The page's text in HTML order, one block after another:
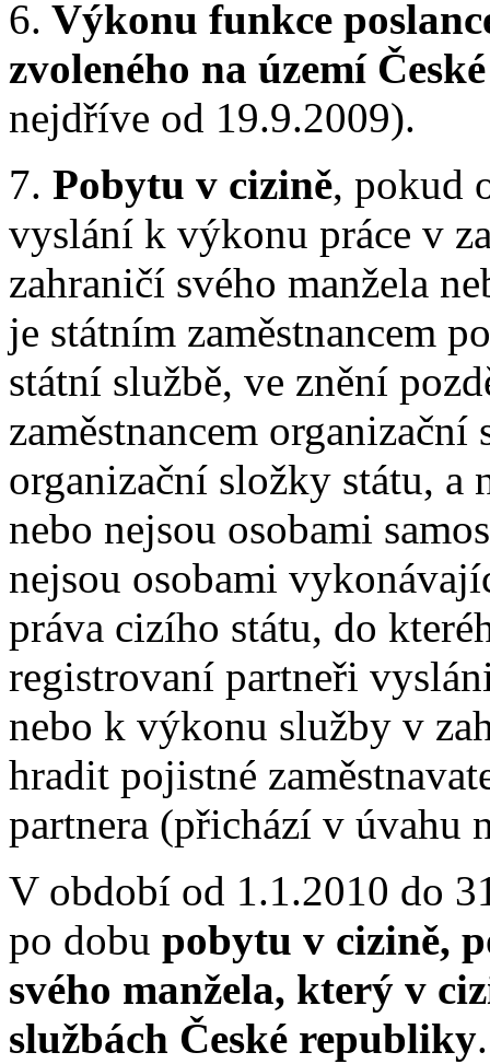
6. Výkonu funkce
zvoleného na území
nejdříve od 19.9.2009).
7. Pobytu v cizině, pokud
vyslání k výkonu práce v
zahraničí svého manžela
je státním zaměstnancem
státní službě, ve znění
zaměstnancem
organizační složky státu, a
nebo nejsou osobami
nejsou osobami
práva cizího státu, do
registrovaní partneři
nebo k výkonu služby v
hradit pojistné
partnera (přichází v úvahu
V období od 1.1.2010 do
po dobu pobytu v cizině,
svého manžela, který v
službách České republiky.